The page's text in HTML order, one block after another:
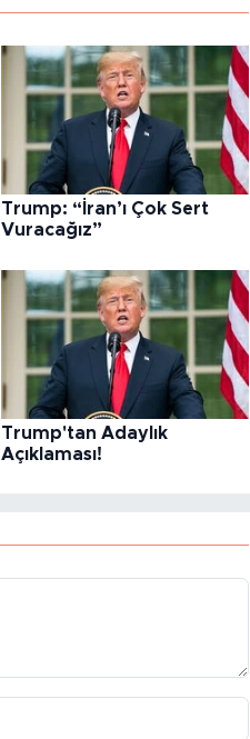
Trump: “İran’ı Çok Sert
Vuracağız”
Trump'tan Adaylık
Açıklaması!